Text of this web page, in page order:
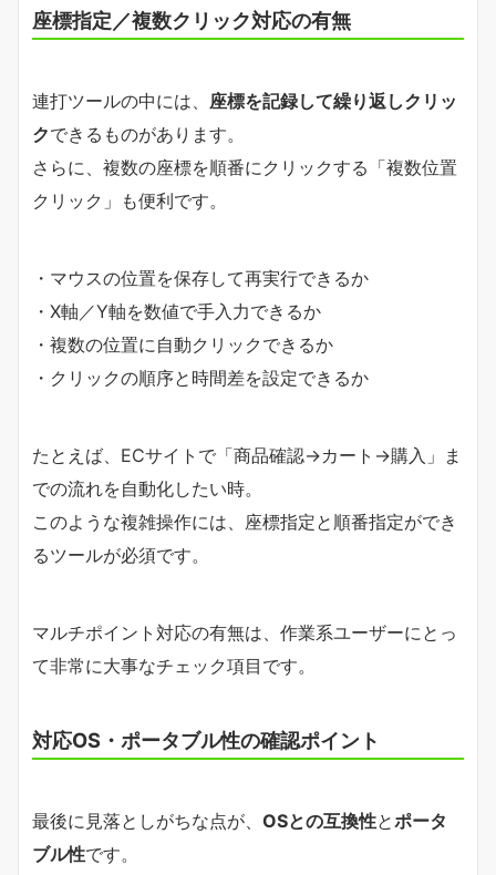
座標指定／複数クリック対応の有無
連打ツールの中には、 座標を記録して繰り返しクリッ
クできるものがあります。
さらに、複数の座標を順番にクリックする「複数位置
クリック」も便利です。
・マウスの位置を保存して再実行できるか
・X軸／Y軸を数値で手入力できるか
・複数の位置に自動クリックできるか
・クリックの順序と時間差を設定できるか
たとえば、ECサイトで「商品確認→カート→購入」ま
での流れを自動化したい時。
このような複雑操作には、座標指定と順番指定ができ
るツールが必須です。
マルチポイント対応の有無は、作業系ユーザーにとっ
て非常に大事なチェック項目です。
対応OS・ポータブル性の確認ポイント
最後に見落としがちな点が、 OSとの互換性とポータ
ブル性です。